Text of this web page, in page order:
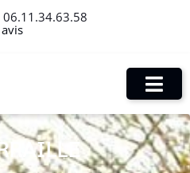
06.11.34.63.58